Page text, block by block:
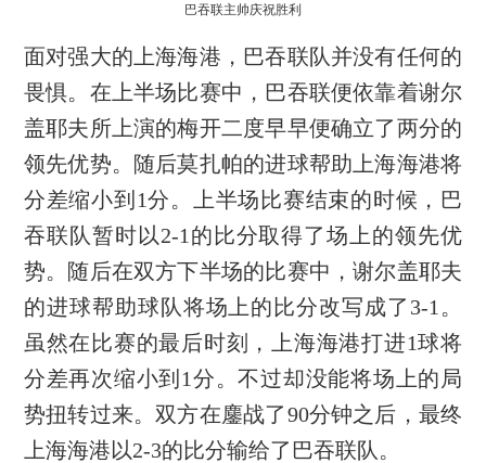
巴吞联主帅庆祝胜利
面对强大的上海海港，巴吞联队并没有任何的
畏惧。在上半场比赛中，巴吞联便依靠着谢尔
盖耶夫所上演的梅开二度早早便确立了两分的
领先优势。随后莫扎帕的进球帮助上海海港将
分差缩小到1分。上半场比赛结束的时候，巴
吞联队暂时以2-1的比分取得了场上的领先优
势。随后在双方下半场的比赛中，谢尔盖耶夫
的进球帮助球队将场上的比分改写成了3-1。
虽然在比赛的最后时刻，上海海港打进1球将
分差再次缩小到1分。不过却没能将场上的局
势扭转过来。双方在鏖战了90分钟之后，最终
上海海港以2-3的比分输给了巴吞联队。